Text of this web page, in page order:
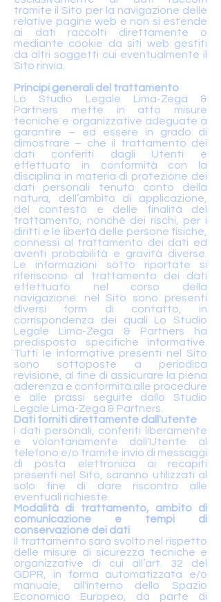
tramite il Sito per la navigazione delle
relative pagine web e non si estende
ai dati raccolti direttamente o
mediante cookie da siti web gestiti
da altri soggetti cui eventualmente il
Sito rinvia.
Principi generali del trattamento
Lo Studio Legale Lima-Zega &
Partners mette in atto misure
tecniche e organizzative adeguate a
garantire – ed essere in grado di
dimostrare – che il trattamento dei
dati conferiti dagli Utenti è
effettuato in conformità con la
disciplina in materia di protezione dei
dati personali tenuto conto della
natura, dell’ambito di applicazione,
del contesto e delle finalità del
trattamento, nonché dei rischi, per i
diritti e le libertà delle persone fisiche,
connessi al trattamento dei dati ed
aventi probabilità e gravità diverse.
Le informazioni sotto riportate si
riferiscono al trattamento dei dati
effettuato nel corso della
navigazione: nel Sito sono presenti
diversi form di contatto, in
corrispondenza dei quali Lo Studio
Legale Lima-Zega & Partners ha
predisposto specifiche informative.
Tutti le informative presenti nel Sito
sono sottoposte a periodica
revisione, al fine di assicurare la piena
aderenza e conformità alle procedure
e alle prassi seguite dallo Studio
Legale Lima-Zega & Partners.
Dati forniti direttamente dall'utente
I dati personali, conferiti liberamente
e volontariamente dall'Utente al
telefono e/o tramite invio di messaggi
di posta elettronica ai recapiti
presenti nel Sito, saranno utilizzati al
solo fine di dare riscontro alle
eventuali richieste.
Modalità di trattamento, ambito di
comunicazione e tempi di
conservazione dei dati
Il trattamento sarà svolto nel rispetto
delle misure di sicurezza tecniche e
organizzative di cui all’art. 32 del
GDPR, in forma automatizzata e/o
manuale, all'interno dello Spazio
Economico Europeo, da parte di